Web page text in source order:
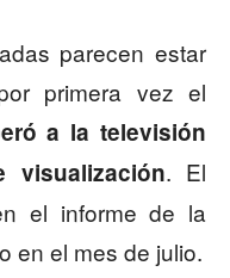
parecen estar
primera vez el
a la televisión
. El
el informe de la
en el mes de julio.